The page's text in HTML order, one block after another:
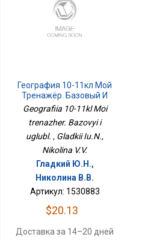
География 10-11кл Мой
Тренажёр. Базовый И
Углубл.
Geografiia 10-11kl Moi
trenazher. Bazovyi i
uglubl. , Gladkii Iu.N.,
Nikolina V.V.
Гладкий Ю.Н.,
Николина В.В.
Артикул: 1530883
$20.13
Доставка за 14–20 дней